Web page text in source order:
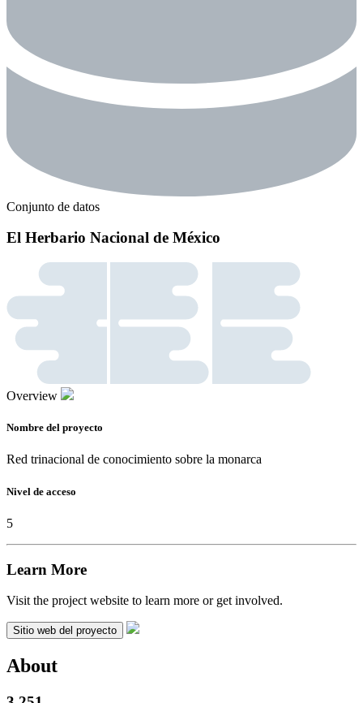
Conjunto de datos
El Herbario Nacional de México
Overview
Nombre del proyecto
Red trinacional de conocimiento sobre la monarca
Nivel de acceso
5
Learn More
Visit the project website to learn more or get involved.
Sitio web del proyecto
About